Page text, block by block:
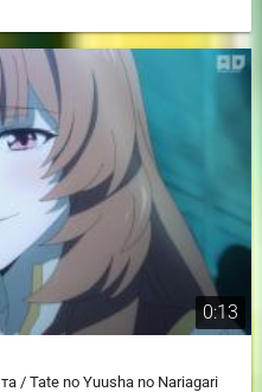
0:13
/ Tate no Yuusha no Nariagari